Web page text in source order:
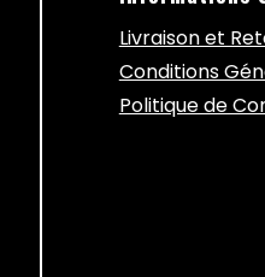
Livraison et
Conditions
Politique de